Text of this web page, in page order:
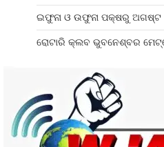
ଇଫୁନା ଓ ଉଫୁନା ପକ୍ଷରୁ ଅଗଷ୍ଟ
ରୋଟାରି କ୍ଲବ ଭୁବନେଶ୍ବର